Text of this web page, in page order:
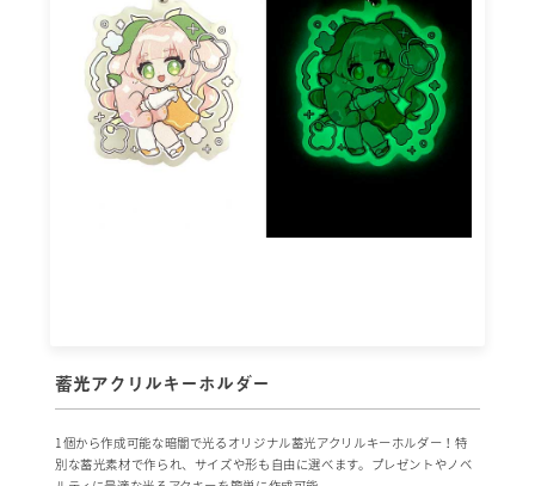
蓄光アクリルキーホルダー
1個から作成可能な暗闇で光るオリジナル蓄光アクリルキーホルダー！特
別な蓄光素材で作られ、サイズや形も自由に選べます。プレゼントやノベ